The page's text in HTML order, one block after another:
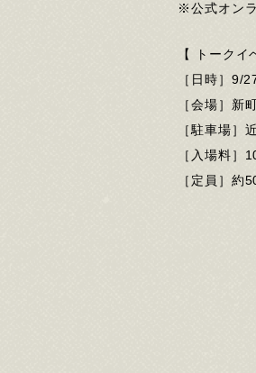
※公式オン
【 トークイ
［日時］9/
［会場］新
［駐車場］
［入場料］
［定員］約